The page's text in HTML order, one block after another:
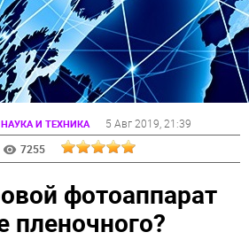
НАУКА И ТЕХНИКА 5 Авг 2019 , 21:39
7255
фотоаппарат
пленочного?